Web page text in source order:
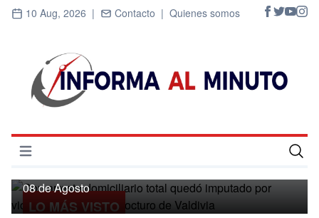
10 Aug, 2026 | Contacto | Quienes somos
Abrir menú
Inicio
Cultura
LO MÁS VISTO
Regional
Con arresto domiciliario total quedó
imputado por violación en un local
08 de Agosto